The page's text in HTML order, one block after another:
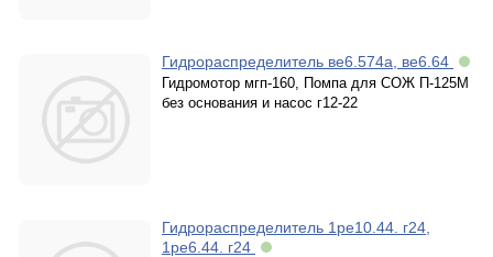
Гидрораспределитель ве6.574а, ве6.64
Гидромотор мгп-160, Помпа для СОЖ П-125М
без основания и насос г12-22
Гидрораспределитель 1ре10.44. г24,
1ре6.44. г24